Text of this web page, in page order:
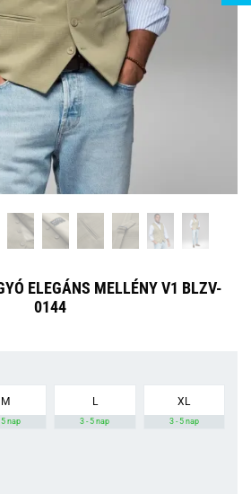
ELEGÁNS MELLÉNY V1 BLZV-
0144
M
5 nap
L
3 - 5 nap
XL
3 - 5 nap